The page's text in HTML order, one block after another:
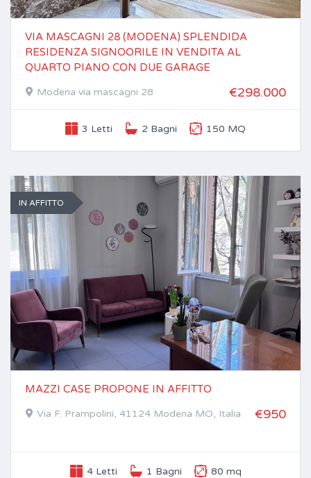
VIA MASCAGNI 28 (MODENA) SPLENDIDA
RESIDENZA SIGNOORILE IN VENDITA AL
QUARTO PIANO CON DUE GARAGE
Modena via mascagni 28 €298.000
3 Letti 2 Bagni 150 MQ
IN AFFITTO
MAZZI CASE PROPONE IN AFFITTO
Via F. Prampolini, 41124 Modena MO, Italia €950
4 Letti 1 Bagni 80 mq